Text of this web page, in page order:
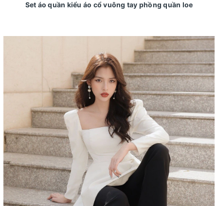
Set áo quần kiểu áo cổ vuông tay phồng quần loe